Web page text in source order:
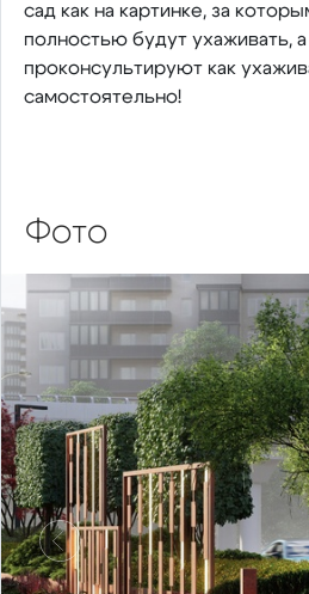
сад как на картинке, за
полностью будут ухаживать,
проконсультируют как
самостоятельно!
Фото
Предыдущий